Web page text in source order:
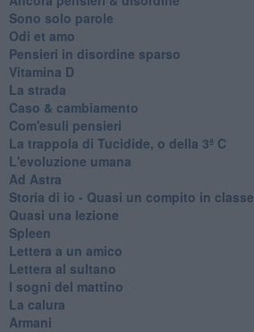
Sono solo parole
Odi et amo
Pensieri in disordine sparso
Vitamina D
La strada
Caso & cambiamento
Com'esuli pensieri
La trappola di Tucidide, o della 3ª C
L'evoluzione umana
Ad Astra
Storia di io - Quasi un compito in classe
Quasi una lezione
Spleen
Lettera a un amico
Lettera al sultano
I sogni del mattino
La calura
Armani